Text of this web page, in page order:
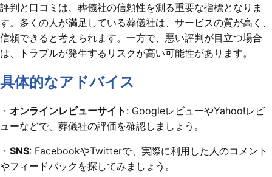
評判と口コミは、葬儀社の信頼性を測る重要な指標となりま
す。多くの人が満足している葬儀社は、サービスの質が高く、
信頼できると考えられます。一方で、悪い評判が目立つ場合
は、トラブルが発生するリスクが高い可能性があります。
具体的なアドバイス
・ オンラインレビューサイト : GoogleレビューやYahoo!レビ
ューなどで、葬儀社の評価を確認しましょう。
・ SNS: FacebookやTwitterで、実際に利用した人のコメント
やフィードバックを探してみましょう。